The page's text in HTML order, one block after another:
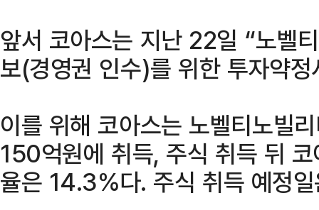
앞서 코아스는 지난 22일 “노벨
보(경영권 인수)를 위한 투자약
이를 위해 코아스는 노벨티노
150억원에 취득, 주식 취득 뒤
율은 14.3%다. 주식 취득 예정